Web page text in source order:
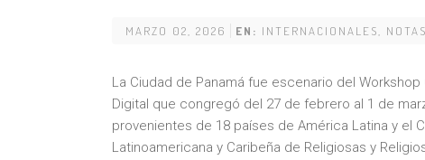
MARZO 02, 2026 EN: INTERNACIONALES
La Ciudad de Panamá fue escenario del
Digital que congregó del 27 de febrero al 1 de
provenientes de 18 países de América Latina y el
Latinoamericana y Caribeña de Religiosas y